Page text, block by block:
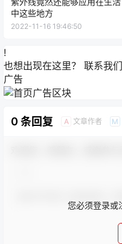
中这些地方
2022-11-16 19:46:50
!
也想出现在这里？ 联系我们
广告
0 条回复 A 文章作者 M
您必须登录或